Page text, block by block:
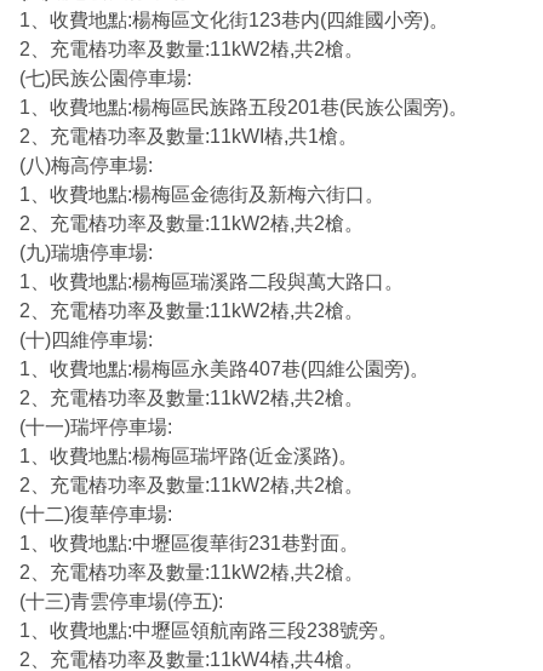
1、收費地點:楊梅區文化街123巷内(四維國小旁)。
2、充電樁功率及數量:11kW2樁,共2槍。
(七)民族公園停車場:
1、收費地點:楊梅區民族路五段201巷(民族公園旁)。
2、充電樁功率及數量:11kWI樁,共1槍。
(八)梅高停車場:
1、收費地點:楊梅區金德街及新梅六街口。
2、充電樁功率及數量:11kW2樁,共2槍。
(九)瑞塘停車場:
1、收費地點:楊梅區瑞溪路二段與萬大路口。
2、充電樁功率及數量:11kW2樁,共2槍。
(十)四維停車場:
1、收費地點:楊梅區永美路407巷(四維公園旁)。
2、充電樁功率及數量:11kW2樁,共2槍。
(十一)瑞坪停車場:
1、收費地點:楊梅區瑞坪路(近金溪路)。
2、充電樁功率及數量:11kW2樁,共2槍。
(十二)復華停車場:
1、收費地點:中壢區復華街231巷對面。
2、充電樁功率及數量:11kW2樁,共2槍。
(十三)青雲停車場(停五):
1、收費地點:中壢區領航南路三段238號旁。
2、充電樁功率及數量:11kW4樁,共4槍。